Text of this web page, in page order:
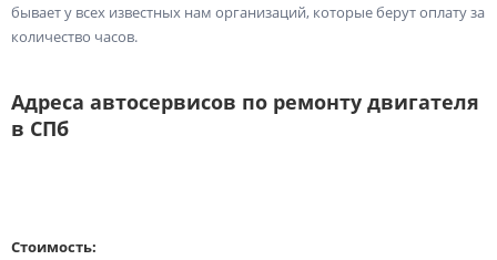
бывает у всех известных нам организаций, которые берут оплату за
количество часов.
Адреса автосервисов по ремонту двигателя
в СПб
Стоимость: